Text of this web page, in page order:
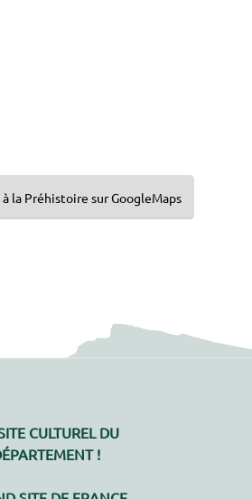
la Préhistoire sur GoogleMaps
CULTUREL DU
!